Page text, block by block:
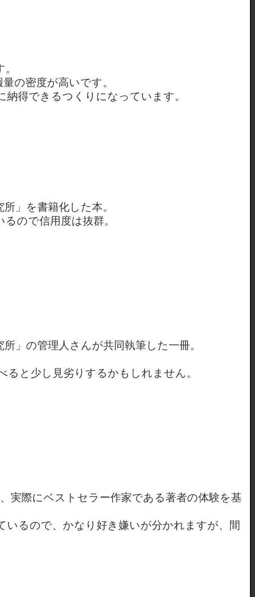
の密度が高いです。
得できるつくりになっています。
」を書籍化した本。
ので信用度は抜群。
」の管理人さんが共同執筆した一冊。
と少し見劣りするかもしれません。
実際にベストセラー作家である著者の体験を基
るので、かなり好き嫌いが分かれますが、間